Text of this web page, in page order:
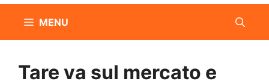
MENU
Tare va sul mercato e